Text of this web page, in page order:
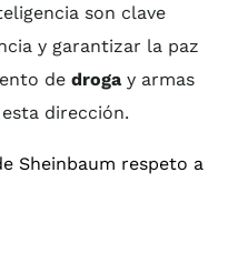
son clave
y garantizar la paz
de droga y armas
dirección.
Sheinbaum respeto a